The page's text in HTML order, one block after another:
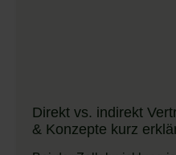
Direkt vs. indirekt
& Konzepte kurz